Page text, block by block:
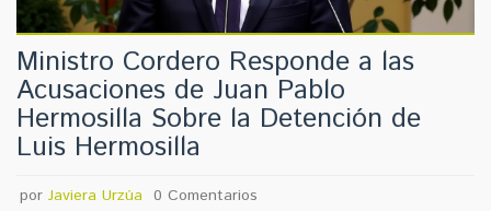
Ministro Cordero Responde a las
Acusaciones de Juan Pablo
Hermosilla Sobre la Detención de
Luis Hermosilla
por Javiera Urzúa 0 Comentarios